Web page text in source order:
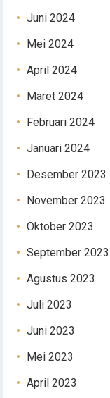
Juni 2024
Mei 2024
April 2024
Maret 2024
Februari 2024
Januari 2024
Desember 2023
November 2023
Oktober 2023
September 2023
Agustus 2023
Juli 2023
Juni 2023
Mei 2023
April 2023